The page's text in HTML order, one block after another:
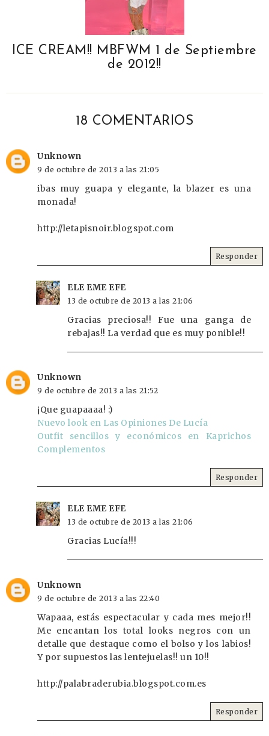
ICE CREAM!! MBFWM 1 de Septiembre
de 2012!!
18 COMENTARIOS
Unknown
9 de octubre de 2013 a las 21:05
ibas muy guapa y elegante, la blazer es una
monada!
http://letapisnoir.blogspot.com
Responder
ELE EME EFE
13 de octubre de 2013 a las 21:06
Gracias preciosa!! Fue una ganga de
rebajas!! La verdad que es muy ponible!!
Unknown
9 de octubre de 2013 a las 21:52
¡Que guapaaaa! :)
Nuevo look en Las Opiniones De Lucía
Outfit sencillos y económicos en Kaprichos
Complementos
Responder
ELE EME EFE
13 de octubre de 2013 a las 21:06
Gracias Lucía!!!
Unknown
9 de octubre de 2013 a las 22:40
Wapaaa, estás espectacular y cada mes mejor!!
Me encantan los total looks negros con un
detalle que destaque como el bolso y los labios!
Y por supuestos las lentejuelas!! un 10!!
http://palabraderubia.blogspot.com.es
Responder